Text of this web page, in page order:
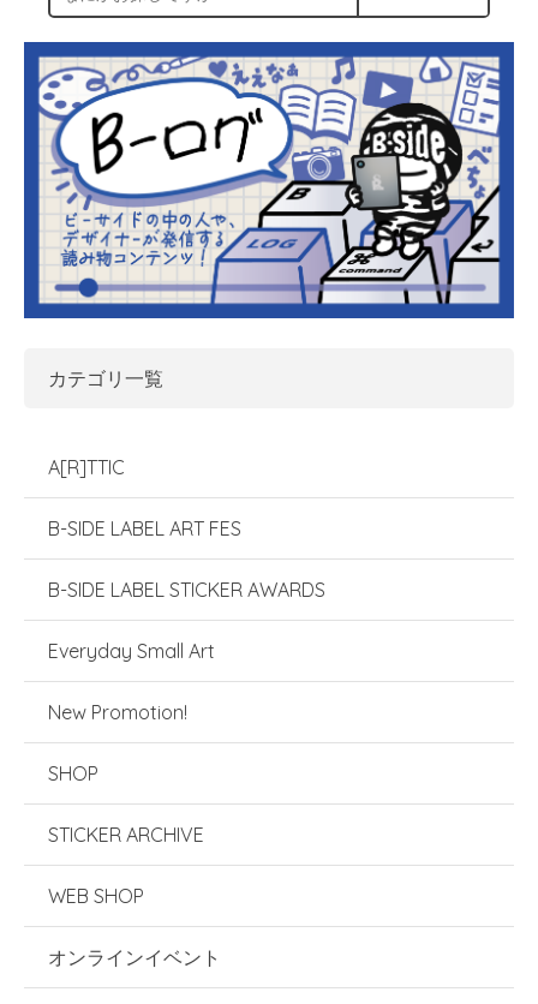
カテゴリ一覧
A[R]TTIC
B-SIDE LABEL ART FES
B-SIDE LABEL STICKER AWARDS
Everyday Small Art
New Promotion!
SHOP
STICKER ARCHIVE
WEB SHOP
オンラインイベント